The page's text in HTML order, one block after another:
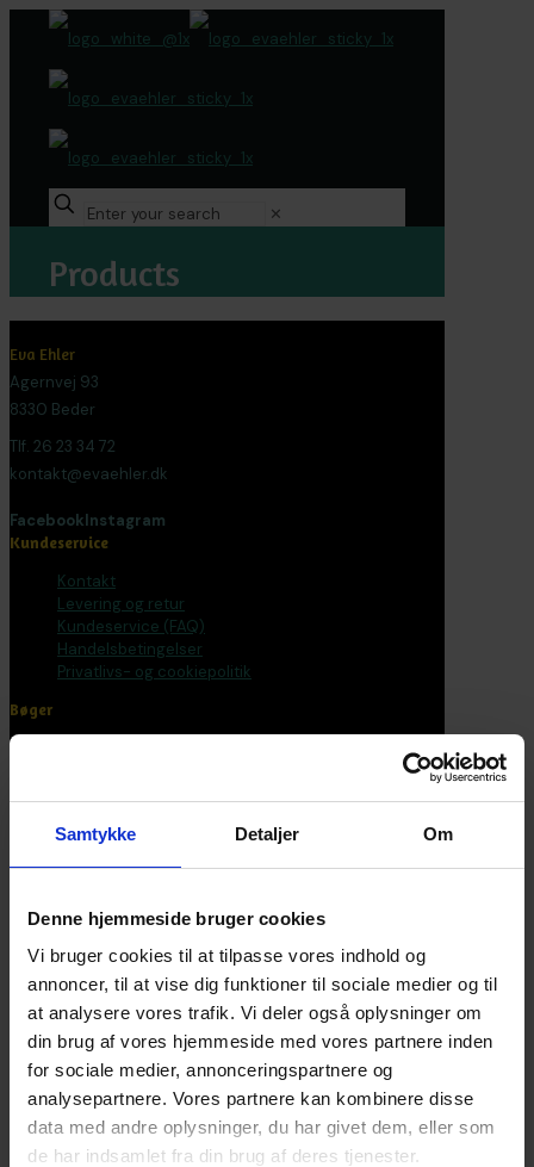
Samtykke Detaljer Om
Denne hjemmeside bruger cookies
Vi bruger cookies til at tilpasse vores indhold og
annoncer, til at vise dig funktioner til sociale medier og til
at analysere vores trafik. Vi deler også oplysninger om
din brug af vores hjemmeside med vores partnere inden
for sociale medier, annonceringspartnere og
analysepartnere. Vores partnere kan kombinere disse
data med andre oplysninger, du har givet dem, eller som
de har indsamlet fra din brug af deres tjenester.
✕
Products
Eva Ehler
Agernvej 93
8330 Beder
Tlf. 26 23 34 72
kontakt@evaehler.dk
FacebookInstagram
Kundeservice
Kontakt
Levering og retur
Kundeservice (FAQ)
Handelsbetingelser
Privatlivs- og cookiepolitik
Bøger
Voksen
Bliv en del af universet
Få magiske nyheder om bøger, malebøger og
inspiration direkte i din indbakke.